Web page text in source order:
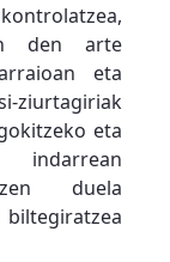
den arte
eta
eta
indarrean
duela